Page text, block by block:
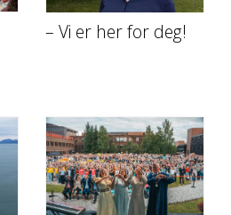
– Vi er her for deg!